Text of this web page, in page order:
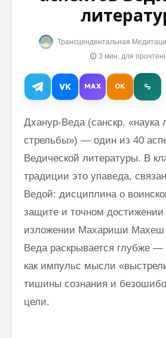
Трансцендентальная
3 мин. для
VK MAX OK
Дханур-Веда (санскр. «наука
стрельбы») — один из 40
Ведической литературы. В
традиции это упаведа,
Ведой: дисциплина о
защите и точном
изложении Махариши Махеш
Веда раскрывается глубже —
как импульс мысли
тишины сознания и
цели.
Техника
Медитации для
борьбы со
и усталостью
Медитация
снизить
артериальное
давление и
риск сердечно-
сосудистых
заболеваний
ведического
менеджмента
на украинской
фабрике
санитарно-
гигиенических
изделий